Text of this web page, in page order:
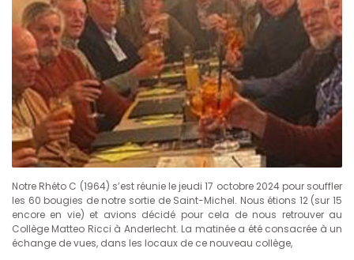
Notre Rhéto C (1964) s’est réunie le jeudi 17 octobre 2024 pour souffler
les 60 bougies de notre sortie de Saint-Michel. Nous étions 12 (sur 15
encore en vie) et avions décidé pour cela de nous retrouver au
Collège Matteo Ricci à Anderlecht. La matinée a été consacrée à un
échange de vues, dans les locaux de ce nouveau collège,